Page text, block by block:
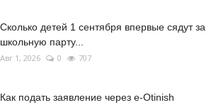
Сколько детей 1 сентября впервые сядут за
школьную парту...
Авг 1, 2026 0 707
Как подать заявление через e-Otinish